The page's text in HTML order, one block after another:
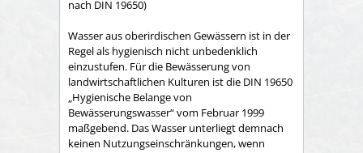
nach DIN 19650)
Wasser aus oberirdischen Gewässern ist in der
Regel als hygienisch nicht unbedenklich
einzustufen. Für die Bewässerung von
landwirtschaftlichen Kulturen ist die DIN 19650
„Hygienische Belange von
Bewässerungswasser“ vom Februar 1999
maßgebend. Das Wasser unterliegt demnach
keinen Nutzungseinschränkungen, wenn